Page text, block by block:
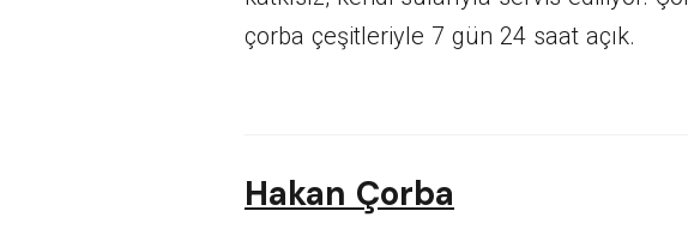
çorba çeşitleriyle 7 gün 24 saat açık.
Hakan Çorba